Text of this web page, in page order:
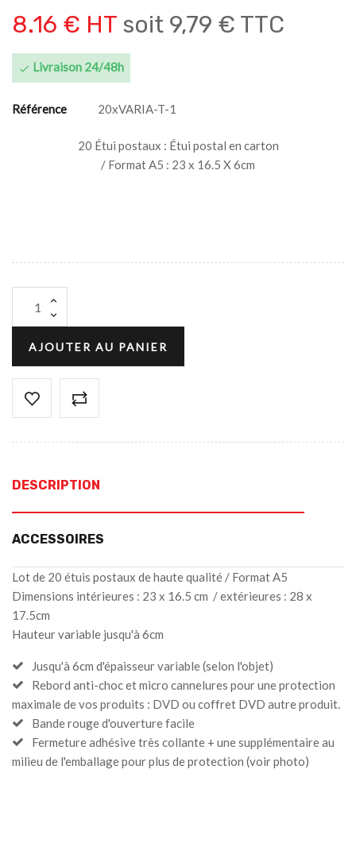
8.16 € HT soit 9,79 € TTC
 Livraison 24/48h
Référence 20xVARIA-T-1
20 Étui postaux : Étui postal en carton
/ Format A5 : 23 x 16.5 X 6cm
AJOUTER AU PANIER
DESCRIPTION
ACCESSOIRES
Lot de 20 étuis postaux de haute qualité / Format A5
Dimensions intérieures : 23 x 16.5 cm / extérieures : 28 x
17.5cm
Hauteur variable jusqu'à 6cm
Jusqu'à 6cm d'épaisseur variable (selon l'objet)
Rebord anti-choc et micro cannelures pour une protection
maximale de vos produits : DVD ou coffret DVD autre produit.
Bande rouge d'ouverture facile
Fermeture adhésive très collante + une supplémentaire au
milieu de l'emballage pour plus de protection (voir photo)